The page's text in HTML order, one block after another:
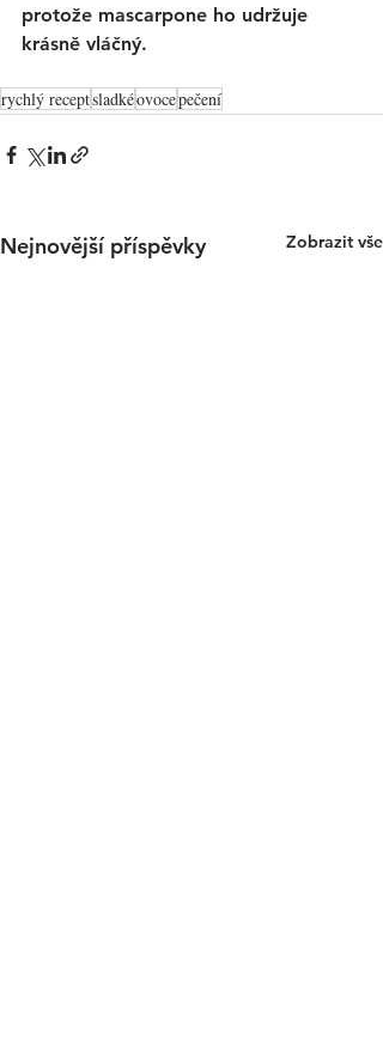
protože mascarpone ho udržuje
krásně vláčný.
rychlý receptsladkéovocepečení
Nejnovější příspěvky Zobrazit vše